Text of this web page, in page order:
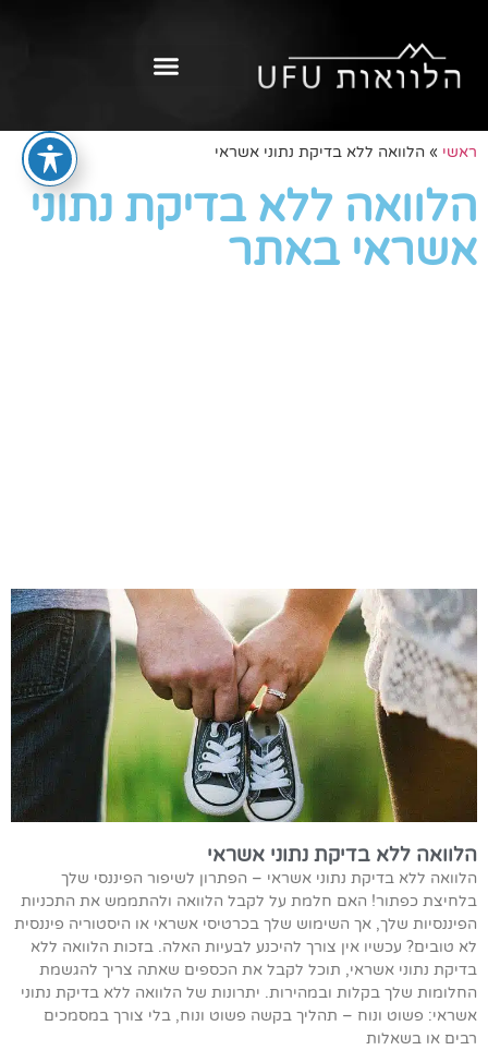
ראשי » הלוואה ללא בדיקת נתוני אשראי
הלוואה ללא בדיקת נתוני
אשראי באתר
הלוואה ללא בדיקת נתוני אשראי
הלוואה ללא בדיקת נתוני אשראי – הפתרון לשיפור הפיננסי שלך
בלחיצת כפתור! האם חלמת על לקבל הלוואה ולהתממש את התכניות
הפיננסיות שלך, אך השימוש שלך בכרטיסי אשראי או היסטוריה פיננסית
לא טובים? עכשיו אין צורך להיכנע לבעיות האלה. בזכות הלוואה ללא
בדיקת נתוני אשראי, תוכל לקבל את הכספים שאתה צריך להגשמת
החלומות שלך בקלות ובמהירות. יתרונות של הלוואה ללא בדיקת נתוני
אשראי: פשוט ונוח – תהליך בקשה פשוט ונוח, בלי צורך במסמכים
רבים או בשאלות